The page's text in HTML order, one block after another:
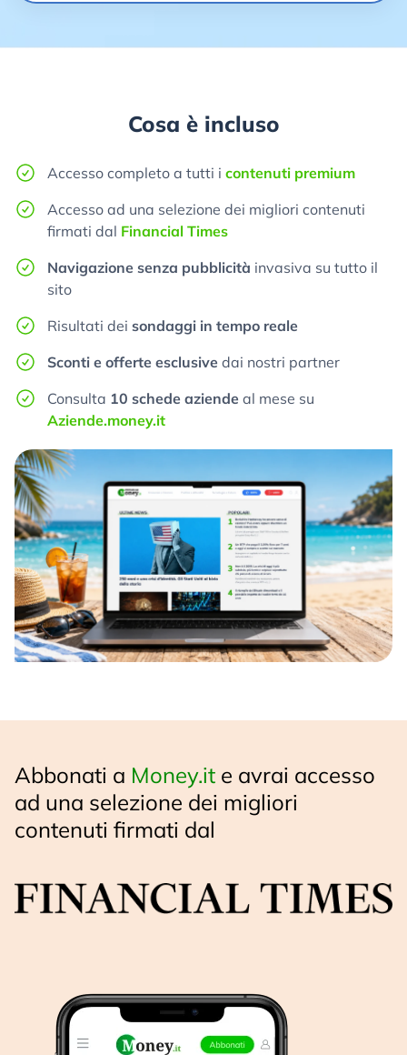
Cosa è incluso
Accesso completo a tutti i contenuti premium
Accesso ad una selezione dei migliori contenuti
firmati dal Financial Times
Navigazione senza pubblicità invasiva su tutto il
sito
Risultati dei sondaggi in tempo reale
Sconti e offerte esclusive dai nostri partner
Consulta 10 schede aziende al mese su
Aziende.money.it
Abbonati a Money.it e avrai accesso
ad una selezione dei migliori
contenuti firmati dal